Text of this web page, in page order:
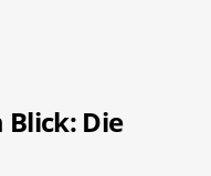
Blick: Die